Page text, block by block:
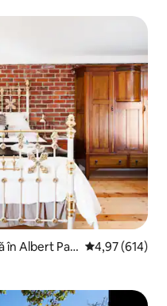
oaspeților
în Albert Par
Scor mediu de
4,97 (614)